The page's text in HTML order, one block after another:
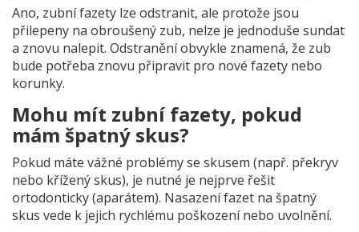
Ano, zubní fazety lze odstranit, ale protože jsou
přilepeny na obroušený zub, nelze je jednoduše sundat
a znovu nalepit. Odstranění obvykle znamená, že zub
bude potřeba znovu připravit pro nové fazety nebo
korunky.
Mohu mít zubní fazety, pokud
mám špatný skus?
Pokud máte vážné problémy se skusem (např. překryv
nebo křížený skus), je nutné je nejprve řešit
ortodonticky (aparátem). Nasazení fazet na špatný
skus vede k jejich rychlému poškození nebo uvolnění.